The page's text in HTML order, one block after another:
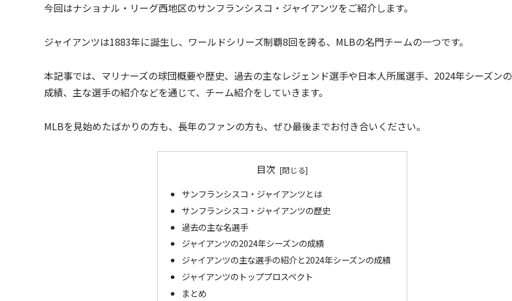
今回はナショナル・リーグ西地区のサンフランシスコ・ジャイアンツをご紹介します。
ジャイアンツは1883年に誕生し、ワールドシリーズ制覇8回を誇る、MLBの名門チームの一つです。
本記事では、マリナーズの球団概要や歴史、過去の主なレジェンド選手や日本人所属選手、2024年シーズンの
成績、主な選手の紹介などを通じて、チーム紹介をしていきます。
MLBを見始めたばかりの方も、長年のファンの方も、ぜひ最後までお付き合いください。
目次
サンフランシスコ・ジャイアンツとは
サンフランシスコ・ジャイアンツの歴史
過去の主な名選手
ジャイアンツの2024年シーズンの成績
ジャイアンツの主な選手の紹介と2024年シーズンの成績
ジャイアンツのトッププロスペクト
まとめ